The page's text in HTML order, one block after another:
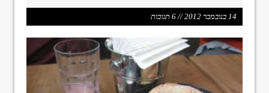
ר
ו
י
ו
ת
14 בנובמבר 2012 // 6 תגובות